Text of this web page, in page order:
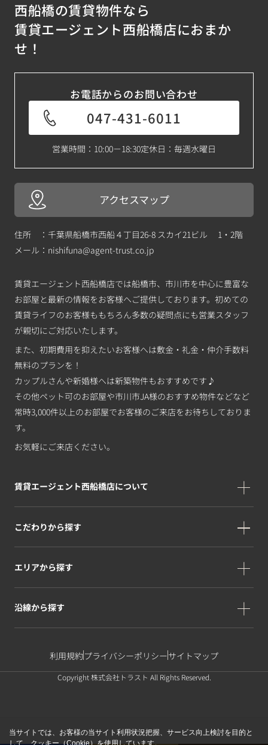
西船橋の賃貸物件なら
賃貸エージェント西船橋店におまか
せ！
お電話からのお問い合わせ
047-431-6011
営業時間：10:00－18:30定休日：毎週水曜日
アクセスマップ
住所 ：千葉県船橋市西船４丁目26-8 スカイ21ビル 1・2階
メール： nishifuna@agent-trust.co.jp
賃貸エージェント西船橋店では船橋市、市川市を中心に豊富な
お部屋と最新の情報をお客様へご提供しております。初めての
賃貸ライフのお客様ももちろん多数の疑問点にも営業スタッフ
が親切にご対応いたします。
また、初期費用を抑えたいお客様へは敷金・礼金・仲介手数料
無料のプランを！
カップルさんや新婚様へは新築物件もおすすめです♪
その他ペット可のお部屋や市川市JA様のおすすめ物件などなど
常時3,000件以上のお部屋でお客様のご来店をお待ちしておりま
す。
お気軽にご来店ください。
賃貸エージェント西船橋店について
こだわりから探す
エリアから探す
沿線から探す
利用規約プライバシーポリシーサイトマップ
Copyright 株式会社トラスト All Rights Reserved.
当サイトでは、お客様の当サイト利用状況把握、サービス向上検討を目的と
して、クッキー（Cookie）を使用しています。